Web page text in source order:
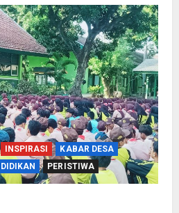
INSPIRASI
KABAR DESA
PERISTIWA